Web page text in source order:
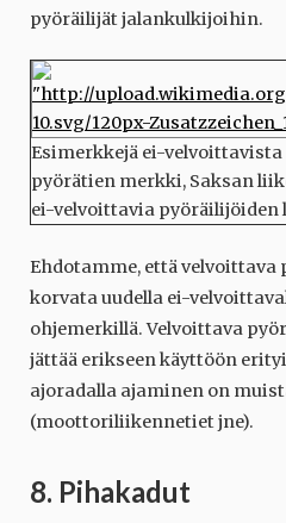
pyöräilijät jalankulkijoihin.
Esimerkkejä ei-
pyörätien merkki, Saksan
ei-velvoittavia pyöräilijöiden
Ehdotamme, että
korvata uudella ei-
ohjemerkillä. Velvoittava
jättää erikseen käyttöön
ajoradalla ajaminen on
(moottoriliikennetiet jne).
8. Pihakadut